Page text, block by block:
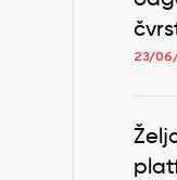
23/